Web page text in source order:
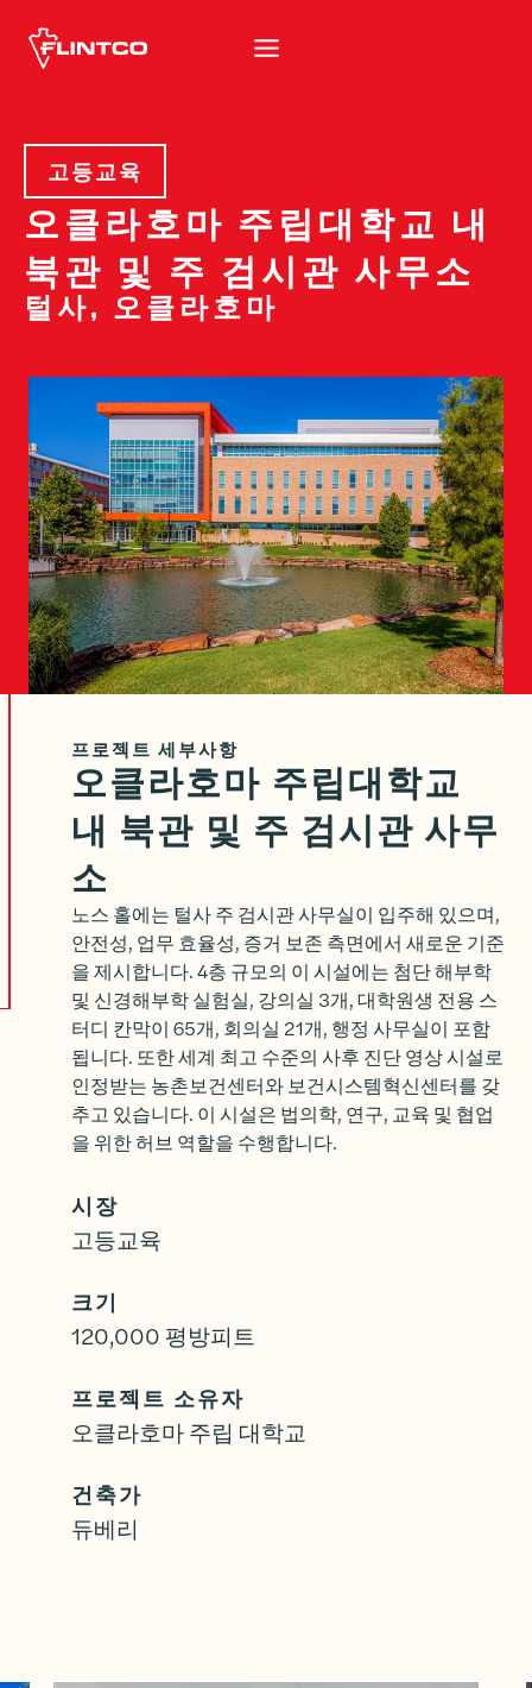
고등교육
오클라호마 주립대학교 내
북관 및 주 검시관 사무소
털사, 오클라호마
프로젝트 세부사항
오클라호마 주립대학교
내 북관 및 주 검시관 사무
소
노스 홀에는 털사 주 검시관 사무실이 입주해 있으며,
안전성, 업무 효율성, 증거 보존 측면에서 새로운 기준
을 제시합니다. 4층 규모의 이 시설에는 첨단 해부학
및 신경해부학 실험실, 강의실 3개, 대학원생 전용 스
터디 칸막이 65개, 회의실 21개, 행정 사무실이 포함
됩니다. 또한 세계 최고 수준의 사후 진단 영상 시설로
인정받는 농촌보건센터와 보건시스템혁신센터를 갖
추고 있습니다. 이 시설은 법의학, 연구, 교육 및 협업
을 위한 허브 역할을 수행합니다.
시장
고등교육
크기
120,000 평방피트
프로젝트 소유자
오클라호마 주립 대학교
건축가
듀베리